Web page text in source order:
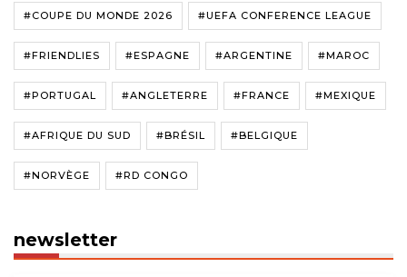
#COUPE DU MONDE 2026 #UEFA CONFERENCE LEAGUE
#FRIENDLIES #ESPAGNE #ARGENTINE #MAROC
#PORTUGAL #ANGLETERRE #FRANCE #MEXIQUE
#AFRIQUE DU SUD #BRÉSIL #BELGIQUE
#NORVÈGE #RD CONGO
newsletter